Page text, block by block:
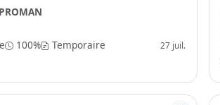
PROMAN
100% Temporaire 27 juil.